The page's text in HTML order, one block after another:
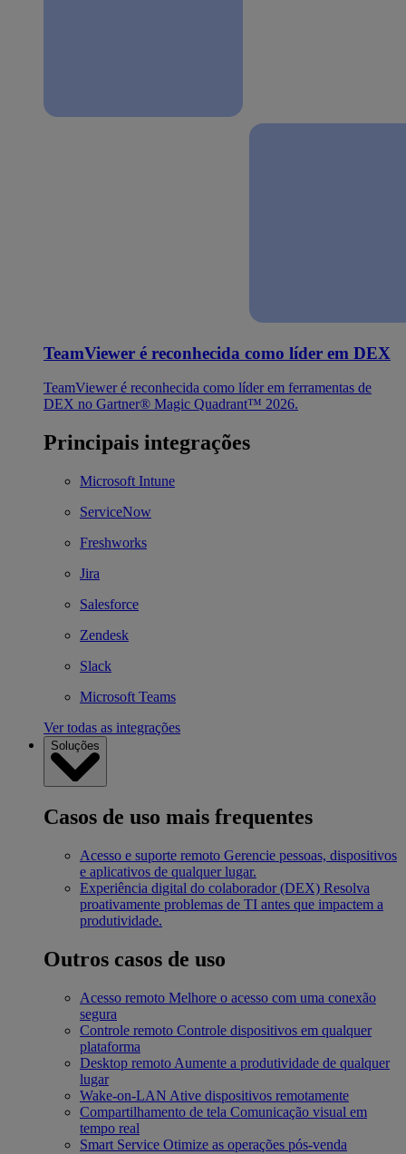
TeamViewer é reconhecida como líder em DEX
TeamViewer é reconhecida como líder em ferramentas de
DEX no Gartner® Magic Quadrant™ 2026.
Principais integrações
Microsoft Intune
ServiceNow
Freshworks
Jira
Salesforce
Zendesk
Slack
Microsoft Teams
Ver todas as integrações
Soluções
Casos de uso mais frequentes
Acesso e suporte remoto Gerencie pessoas, dispositivos
e aplicativos de qualquer lugar.
Experiência digital do colaborador (DEX) Resolva
proativamente problemas de TI antes que impactem a
produtividade.
Outros casos de uso
Acesso remoto Melhore o acesso com uma conexão
segura
Controle remoto Controle dispositivos em qualquer
plataforma
Desktop remoto Aumente a produtividade de qualquer
lugar
Wake-on-LAN Ative dispositivos remotamente
Compartilhamento de tela Comunicação visual em
tempo real
Smart Service Otimize as operações pós-venda